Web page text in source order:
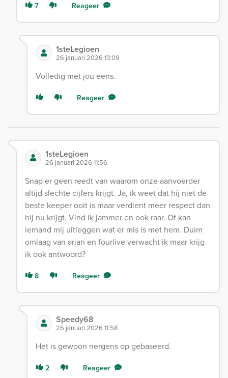
7 Reageer
1steLegioen
26 januari 2026 13:09
Volledig met jou eens.
Reageer
1steLegioen
26 januari 2026 11:56
Snap er geen reedt van waarom onze aanvoerder
altijd slechte cijfers krijgt. Ja, ik weet dat hij niet de
beste keeper ooit is maar verdient meer respect dan
hij nu krijgt. Vind ik jammer en ook raar. Of kan
iemand mij uitleggen wat er mis is met hem. Duim
omlaag van arjan en fourlive verwacht ik maar krijg
ik ook antwoord?
8 Reageer
Speedy68
26 januari 2026 11:58
Het is gewoon nergens op gebaseerd.
2 Reageer